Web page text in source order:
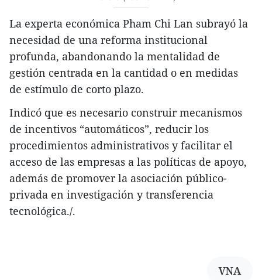
La experta económica Pham Chi Lan subrayó la
necesidad de una reforma institucional
profunda, abandonando la mentalidad de
gestión centrada en la cantidad o en medidas
de estímulo de corto plazo.
Indicó que es necesario construir mecanismos
de incentivos “automáticos”, reducir los
procedimientos administrativos y facilitar el
acceso de las empresas a las políticas de apoyo,
además de promover la asociación público-
privada en investigación y transferencia
tecnológica./.
VNA